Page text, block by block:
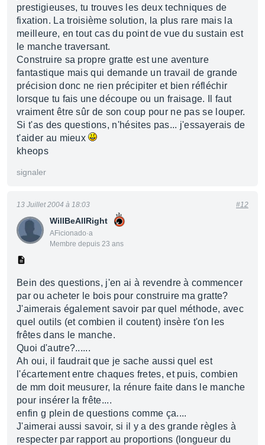
prestigieuses, tu trouves les deux techniques de
fixation. La troisième solution, la plus rare mais la
meilleure, en tout cas du point de vue du sustain est
le manche traversant.
Construire sa propre gratte est une aventure
fantastique mais qui demande un travail de grande
précision donc ne rien précipiter et bien réfléchir
lorsque tu fais une découpe ou un fraisage. Il faut
vraiment être sûr de son coup pour ne pas se louper.
Si t'as des questions, n'hésites pas... j'essayerais de
t'aider au mieux
kheops
signaler
WillBeAllRight
AFicionado·a
Membre depuis 23 ans
13 Juillet 2004 à 18:03 #12
Bein des questions, j'en ai à revendre à commencer
par ou acheter le bois pour construire ma gratte?
J'aimerais également savoir par quel méthode, avec
quel outils (et combien il coutent) insère t'on les
frêtes dans le manche.
Quoi d'autre?......
Ah oui, il faudrait que je sache aussi quel est
l'écartement entre chaques fretes, et puis, combien
de mm doit meusurer, la rénure faite dans le manche
pour insérer la frête....
enfin g plein de questions comme ça....
J'aimerai aussi savoir, si il y a des grande règles à
respecter par rapport au proportions (longueur du